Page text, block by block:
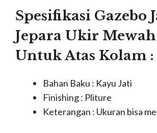
Spesifikasi Gazebo
Jepara Ukir
Untuk Atas Kolam :
Bahan Baku : Kayu Jati
Finishing : Pliture
Keterangan : Ukuran bisa